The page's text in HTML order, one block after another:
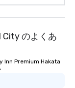
City のよくあ
Inn Premium Hakata